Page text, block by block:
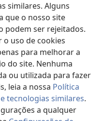
similares. Alguns
que o nosso site
podem ser rejeitados.
o uso de cookies
para melhorar a
do site. Nenhuma
ou utilizada para fazer
leia a nossa Política
tecnologias similares.
a qualquer
de Vigia™